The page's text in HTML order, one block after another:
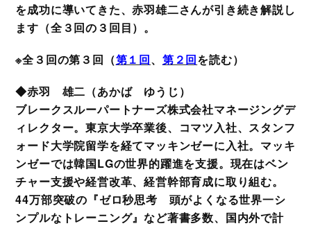
を成功に導いてきた、赤羽雄二さんが引き続き解説し
ます（全３回の３回目）。
※全３回の第３回（第１回、 第２回を読む）
◆赤羽 雄二（あかば ゆうじ）
ブレークスルーパートナーズ株式会社マネージングデ
ィレクター。東京大学卒業後、コマツ入社、スタンフ
ォード大学院留学を経てマッキンゼーに入社。マッキ
ンゼーでは韓国LGの世界的躍進を支援。現在はベン
チャー支援や経営改革、経営幹部育成に取り組む。
44万部突破の『ゼロ秒思考 頭がよくなる世界一シ
ンプルなトレーニング』など著書多数、国内外で計